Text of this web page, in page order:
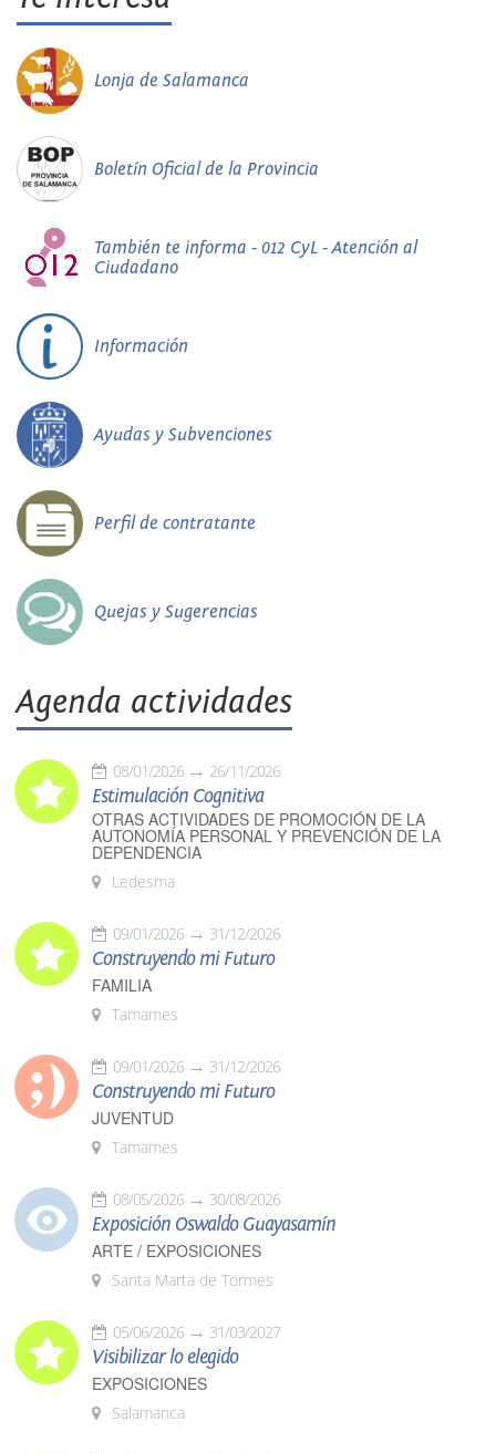
Lonja de Salamanca
Boletín Oficial de la Provincia
También te informa - 012 CyL - Atención al
Ciudadano
Información
Ayudas y Subvenciones
Perfil de contratante
Quejas y Sugerencias
Agenda actividades
08/01/2026 26/11/2026
Estimulación Cognitiva
OTRAS ACTIVIDADES DE PROMOCIÓN DE LA
AUTONOMÍA PERSONAL Y PREVENCIÓN DE LA
DEPENDENCIA
Ledesma
09/01/2026 31/12/2026
Construyendo mi Futuro
FAMILIA
Tamames
09/01/2026 31/12/2026
Construyendo mi Futuro
JUVENTUD
Tamames
08/05/2026 30/08/2026
Exposición Oswaldo Guayasamín
ARTE / EXPOSICIONES
Santa Marta de Tormes
05/06/2026 31/03/2027
Visibilizar lo elegido
EXPOSICIONES
Salamanca